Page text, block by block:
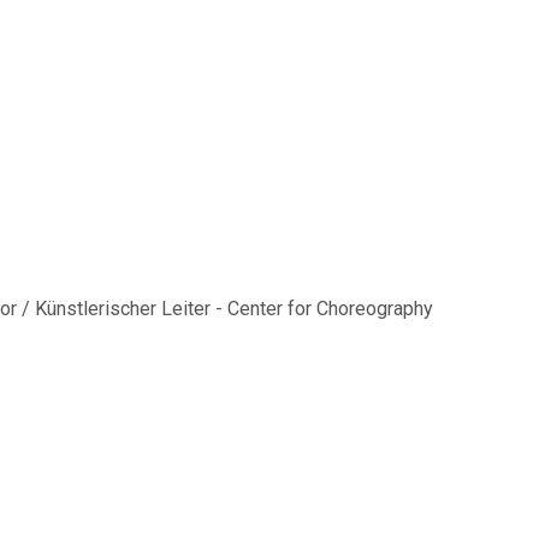
/ Künstlerischer Leiter - Center for Choreography